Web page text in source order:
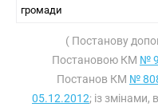
громади
( Постанову
Постановою КМ №
Постанов КМ №
05.12.2012; із